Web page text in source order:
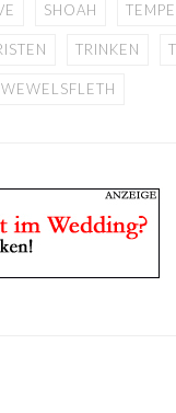
SHOAH
TRINKEN
WEWELSFLETH